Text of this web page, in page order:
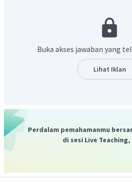
yang terletak di wilayah
Peradaban Indus yang terkenal
dan Harappa, yang
aksara Indus yang menjadi induk
India dan Asia Tenggara, serta
yang mempengaruhi
peradaban paling
Buka akses jawaban yang
Lihat Iklan
Perdalam pemahamanmu
di sesi Live Teaching,